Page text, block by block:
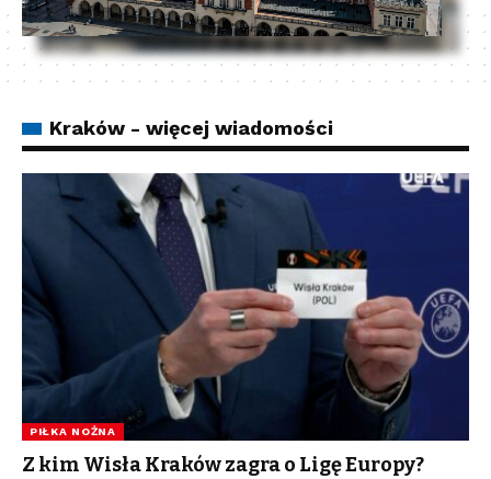
Kraków - więcej wiadomości
PIŁKA NOŻNA
Z kim Wisła Kraków zagra o Ligę Europy?